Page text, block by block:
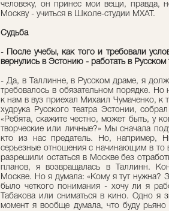
человеку, он принес мои вещи, правда,
Москву - учиться в Школе-студии МХАТ.
Судьба
-
После учебы, как того и требовали
вернулись в Эстонию - работать в Русском
- Да, в Таллинне, в Русском драме, я
требовалось в обязательном порядке.
к нам в вуз приехал Михаил Чумаченко, к
худрука Русского театра Эстонии,
«Ребята, скажите честно, может быть, у
творческие или личные?» Мы сначала
кто из нас предатель. Но, например,
серьезные отношения с начинающим в
разрешили остаться в Москве без
планов, я возвращалась в Таллинн.
Москве. Но я думала: «Кому я тут нужна?
было четкого понимания - хочу ли я
Табакова или сниматься в кино. Одно я
момент я вообще думала, что буду